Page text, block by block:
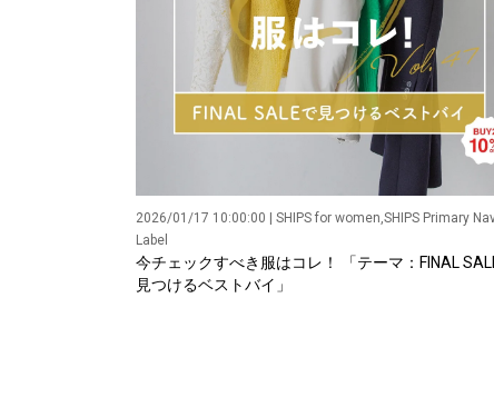
2026/01/17 10:00:00 | SHIPS for women,SHIPS Primary
Label
今チェックすべき服はコレ！ 「テーマ：FINAL
見つけるベストバイ」